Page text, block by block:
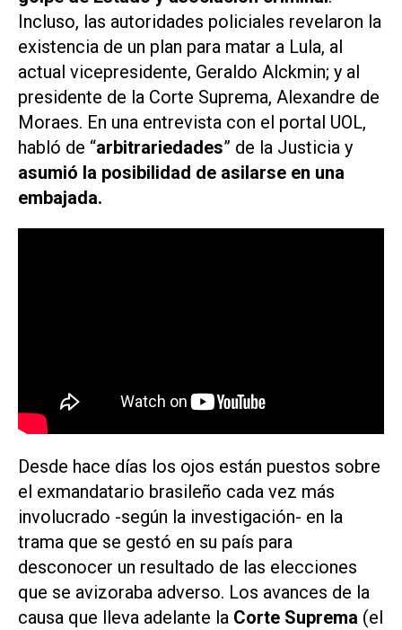
Incluso, las autoridades policiales revelaron la
existencia de un plan para matar a Lula, al
actual vicepresidente, Geraldo Alckmin; y al
presidente de la Corte Suprema, Alexandre de
Moraes. En una entrevista con el portal UOL,
habló de “arbitrariedades” de la Justicia y
asumió la posibilidad de asilarse en una
embajada.
Desde hace días los ojos están puestos sobre
el exmandatario brasileño cada vez más
involucrado -según la investigación- en la
trama que se gestó en su país para
desconocer un resultado de las elecciones
que se avizoraba adverso. Los avances de la
causa que lleva adelante la Corte Suprema (el